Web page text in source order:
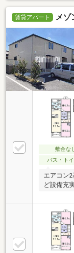
賃貸アパート メゾ
敷金な
バス・トイ
エアコン
ど設備充